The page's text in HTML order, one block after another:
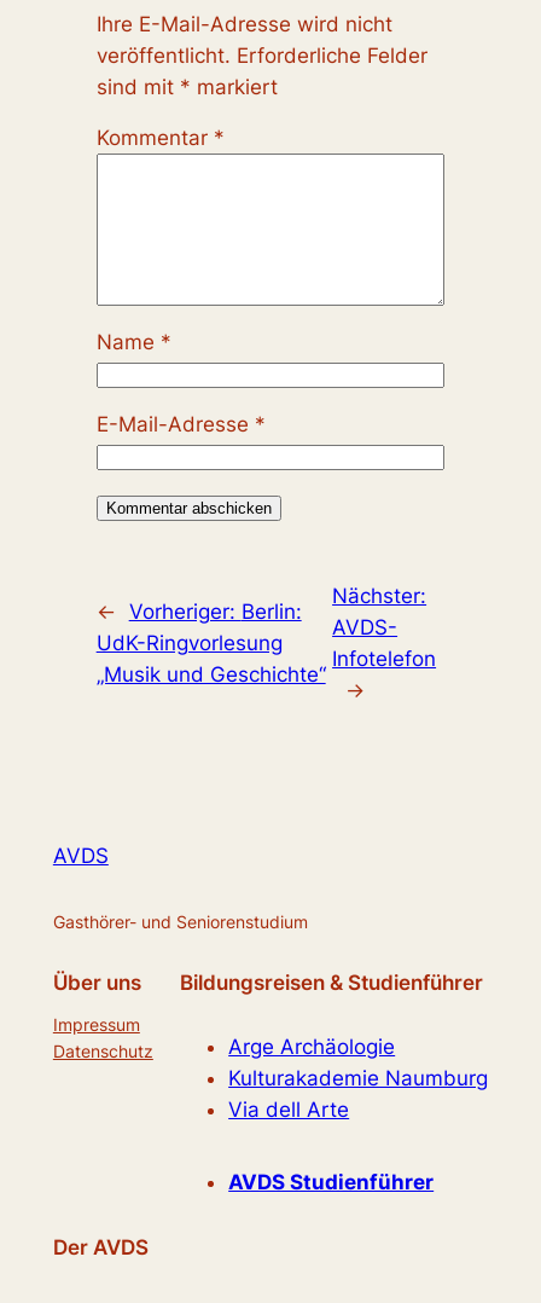
Ihre E-Mail-Adresse wird nicht
veröffentlicht. Erforderliche Felder
sind mit * markiert
Kommentar *
Name *
E-Mail-Adresse *
← Vorheriger: Berlin:
UdK-Ringvorlesung
„Musik und Geschichte“
Nächster:
AVDS-
Infotelefon
→
AVDS
Gasthörer- und Seniorenstudium
Über uns
Impressum
Datenschutz
Bildungsreisen & Studienführer
Arge Archäologie
Kulturakademie Naumburg
Via dell Arte
AVDS Studienführer
Der AVDS